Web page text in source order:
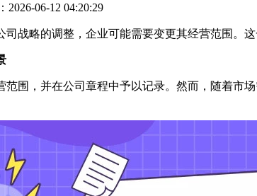
06-12 04:20:29
战略的调整，企业可能需要变更其经营范围。
范围，并在公司章程中予以记录。然而，随着市